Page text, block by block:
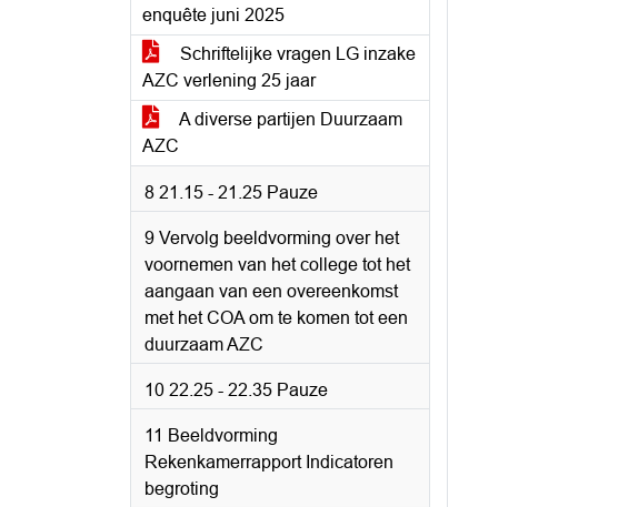
enquête juni 2025
Schriftelijke vragen LG inzake
AZC verlening 25 jaar
A diverse partijen Duurzaam
AZC
8 21.15 - 21.25 Pauze
9 Vervolg beeldvorming over het
voornemen van het college tot het
aangaan van een overeenkomst
met het COA om te komen tot een
duurzaam AZC
10 22.25 - 22.35 Pauze
11 Beeldvorming
Rekenkamerrapport Indicatoren
begroting